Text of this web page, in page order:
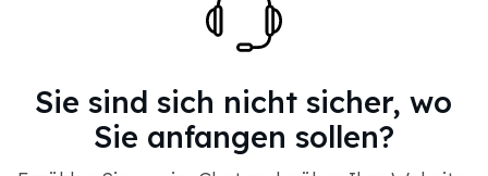
Sie sind sich nicht sicher, wo
Sie anfangen sollen?